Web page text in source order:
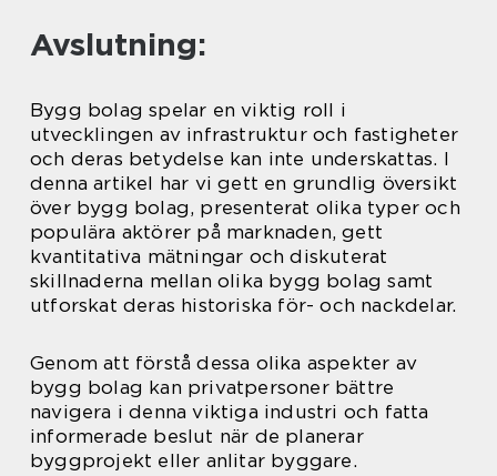
Avslutning:
Bygg bolag spelar en viktig roll i
utvecklingen av infrastruktur och fastigheter
och deras betydelse kan inte underskattas. I
denna artikel har vi gett en grundlig översikt
över bygg bolag, presenterat olika typer och
populära aktörer på marknaden, gett
kvantitativa mätningar och diskuterat
skillnaderna mellan olika bygg bolag samt
utforskat deras historiska för- och nackdelar.
Genom att förstå dessa olika aspekter av
bygg bolag kan privatpersoner bättre
navigera i denna viktiga industri och fatta
informerade beslut när de planerar
byggprojekt eller anlitar byggare.